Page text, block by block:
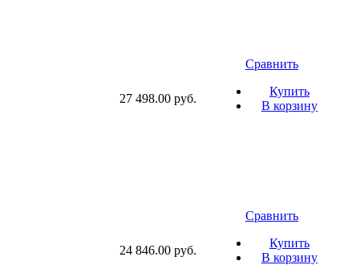
27 498.00 руб.
Сравнить
Купить
В корзину
24 846.00 руб.
Сравнить
Купить
В корзину